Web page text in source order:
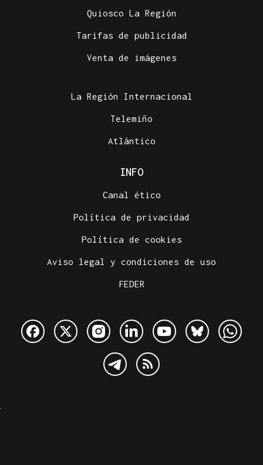
Quiosco La Región
Tarifas de publicidad
Venta de imágenes
La Región Internacional
Telemiño
Atlántico
INFO
Canal ético
Política de privacidad
Política de cookies
Aviso legal y condiciones de uso
FEDER